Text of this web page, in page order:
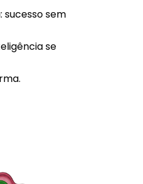
sucesso sem
se